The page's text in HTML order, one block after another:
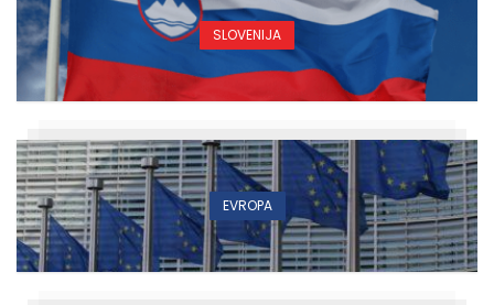
SLOVENIJA
EVROPA